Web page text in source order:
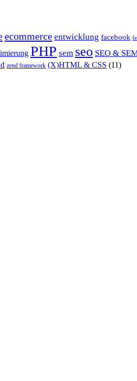
ecommerce entwicklung facebook
PHP sem seo SEO &
zend framework (X)HTML & CSS (11)